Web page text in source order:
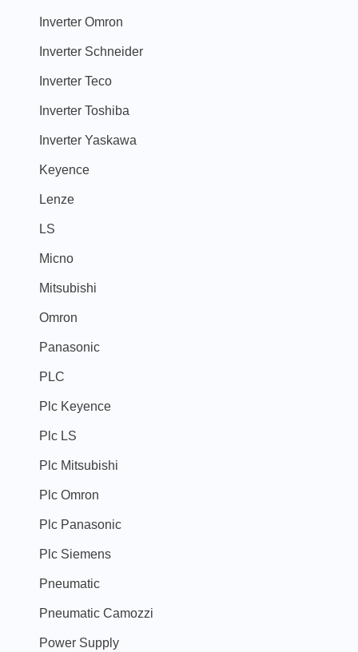
Inverter Omron
Inverter Schneider
Inverter Teco
Inverter Toshiba
Inverter Yaskawa
Keyence
Lenze
LS
Micno
Mitsubishi
Omron
Panasonic
PLC
Plc Keyence
Plc LS
Plc Mitsubishi
Plc Omron
Plc Panasonic
Plc Siemens
Pneumatic
Pneumatic Camozzi
Power Supply